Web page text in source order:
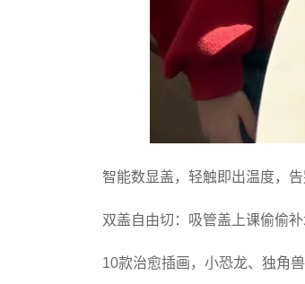
智能数显盖，轻触即出温度，告
双盖自由切：吸管盖上课偷偷
10款治愈插画，小恐龙、独角